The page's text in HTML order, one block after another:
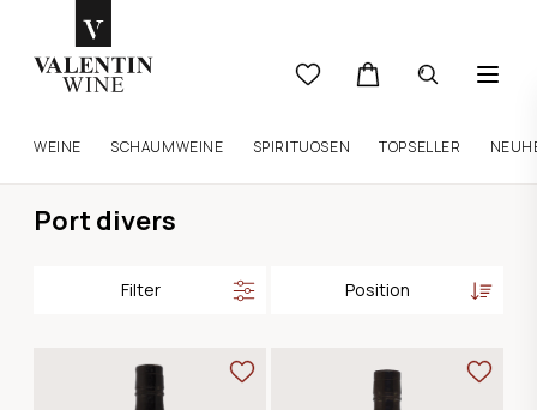
WEINE SCHAUMWEINE SPIRITUOSEN TOPSELLER
Port divers
Filter